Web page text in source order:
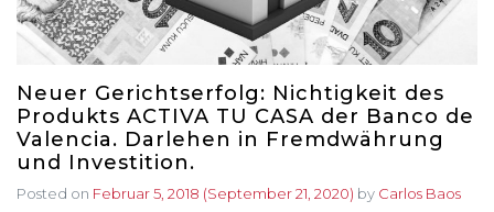
Neuer Gerichtserfolg: Nichtigkeit des
Produkts ACTIVA TU CASA der Banco de
Valencia. Darlehen in Fremdwährung
und Investition.
Posted on Februar 5, 2018 (September 21, 2020) by Carlos Baos